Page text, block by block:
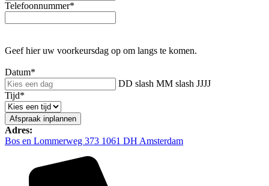
Telefoonnummer*
Geef hier uw voorkeursdag op om langs te komen.
Datum*
DD slash MM slash JJJJ
Tijd*
Adres:
Bos en Lommerweg 373 1061 DH Amsterdam